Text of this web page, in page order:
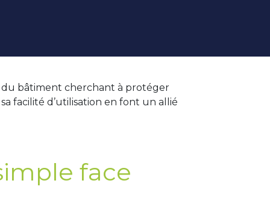
du bâtiment cherchant à protéger
facilité d’utilisation en font un allié
face